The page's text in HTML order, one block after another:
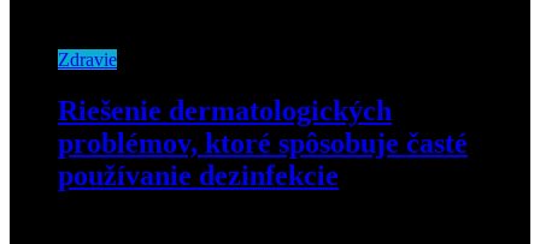
Zdravie
Riešenie dermatologických
problémov, ktoré spôsobuje časté
používanie dezinfekcie